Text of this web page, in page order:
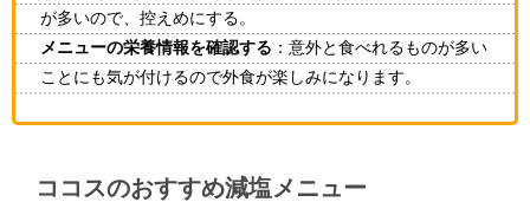
が多いので、控えめにする。
メニューの栄養情報を確認する ：意外と食べれるものが多い
ことにも気が付けるので外食が楽しみになります。
ココスのおすすめ減塩メニュー